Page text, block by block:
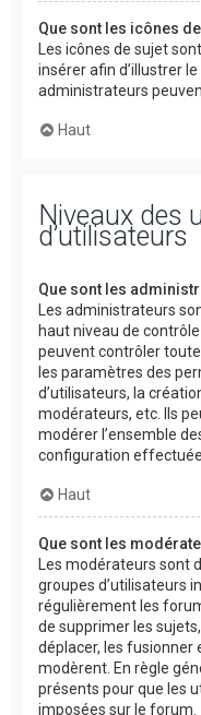
Que sont les icônes
Les icônes de sujet
insérer afin d’illustrer
administrateurs
Haut
Niveaux des
d’utilisateurs
Que sont les
Les administrateurs
haut niveau de
peuvent contrôler
les paramètres des
d’utilisateurs, la
modérateurs, etc. Ils
modérer l’ensemble
configuration
Haut
Que sont les
Les modérateurs sont
groupes d’utilisateurs
régulièrement les
de supprimer les
déplacer, les fusionner
modèrent. En règle
présents pour que les
imposées sur le forum.